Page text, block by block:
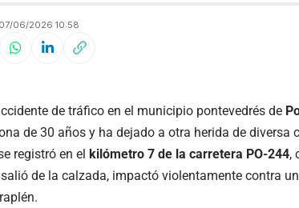
07/06/2026 10:58
de tráfico en el municipio pontevedrés de
de 30 años y ha dejado a otra herida de diversa
registró en el kilómetro 7 de la carretera PO-244,
de la calzada, impactó violentamente contra